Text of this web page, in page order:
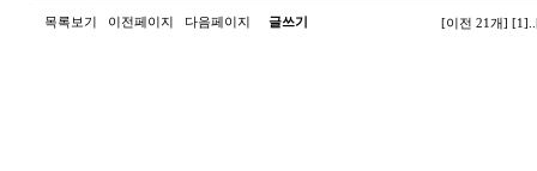
목록보기 이전페이지 다음페이지 글쓰기 [이전 21개] [1]